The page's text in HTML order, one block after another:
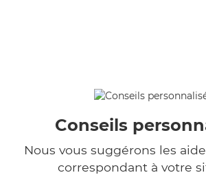
Conseils
Nous vous suggérons les
correspondant à votre